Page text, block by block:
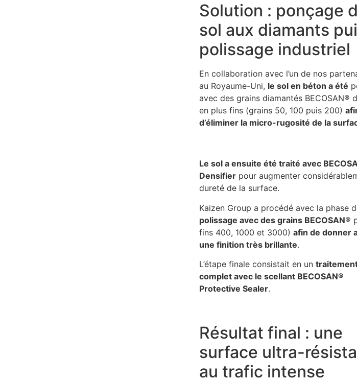
Solution : ponçage
sol aux diamants
polissage industriel
En collaboration avec l’un de nos
au Royaume-Uni, le sol en béton a été
avec des grains diamantés BECOSAN®
en plus fins (grains 50, 100 puis 200)
d’éliminer la micro-rugosité de la
Le sol a ensuite été traité avec
Densifierpour augmenter
dureté de la surface.
Kaizen Group a procédé avec la phase
polissage avec des grains BECOSAN®
fins 400, 1000 et 3000) afin de donner
une finition très brillante.
L’étape finale consistait en un
complet avec le scellant BECOSAN®
Protective Sealer.
Résultat final : une
surface ultra-
au trafic intense